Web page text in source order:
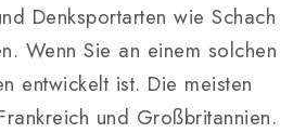
Denksportarten wie Schach
Wenn Sie an einem solchen
entwickelt ist. Die meisten
und Großbritannien.